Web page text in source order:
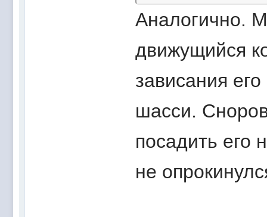
Аналогично.
движущийся
зависания
шасси.
посадить его
не